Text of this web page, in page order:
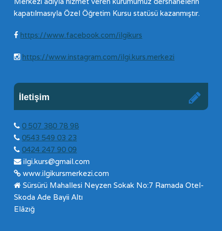
kapatılmasıyla Özel Öğretim Kursu statüsü kazanmıştır.
https://www.facebook.com/ilgikurs
https://www.instagram.com/ilgi.kurs.merkezi
İletişim
0 507 380 78 98
0543 549 03 23
0424 247 90 09
ilgi.kurs@gmail.com
www.ilgikursmerkezi.com
Sürsürü Mahallesi Neyzen Sokak No:7 Ramada Otel-
Skoda Ade Bayii Altı
Elâzığ